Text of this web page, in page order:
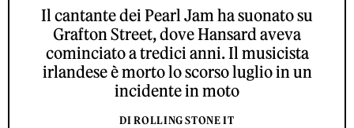
Il cantante dei Pearl Jam ha suonato su
Grafton Street, dove Hansard aveva
cominciato a tredici anni. Il musicista
irlandese è morto lo scorso luglio in un
incidente in moto
DI ROLLING STONE IT